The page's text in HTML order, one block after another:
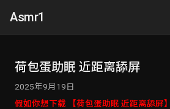
Asmr1
荷包蛋助眠 近距离舔屏
2025年9月19日
假如你想下载 【荷包蛋助眠 近距离舔屏】